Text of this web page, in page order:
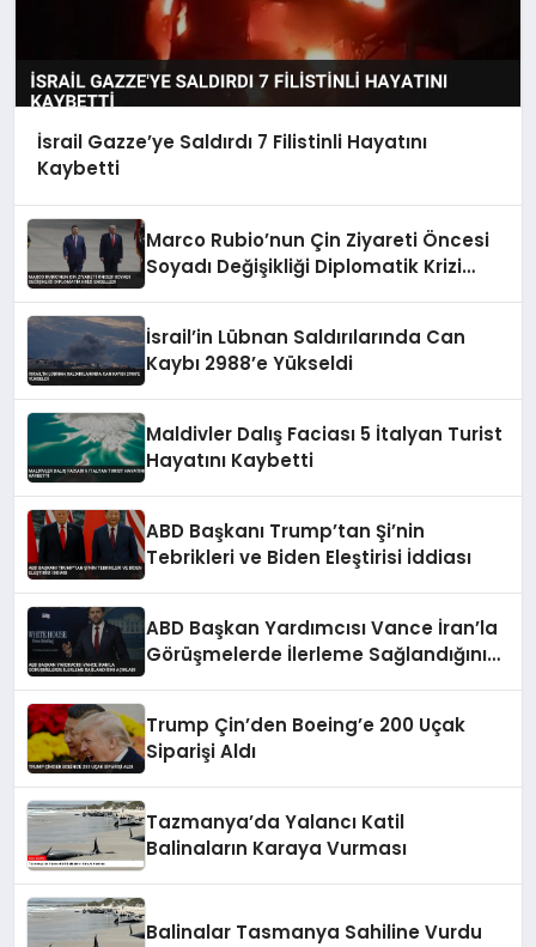
İsrail Gazze’ye Saldırdı 7 Filistinli Hayatını
Kaybetti
Marco Rubio’nun Çin Ziyareti Öncesi
Soyadı Değişikliği Diplomatik Krizi
İsrail’in Lübnan Saldırılarında Can
Kaybı 2988’e Yükseldi
Maldivler Dalış Faciası 5 İtalyan Turist
Hayatını Kaybetti
ABD Başkanı Trump’tan Şi’nin
Tebrikleri ve Biden Eleştirisi İddiası
ABD Başkan Yardımcısı Vance İran’la
Görüşmelerde İlerleme Sağlandığını
Trump Çin’den Boeing’e 200 Uçak
Siparişi Aldı
Tazmanya’da Yalancı Katil
Balinaların Karaya Vurması
Balinalar Tasmanya Sahiline Vurdu